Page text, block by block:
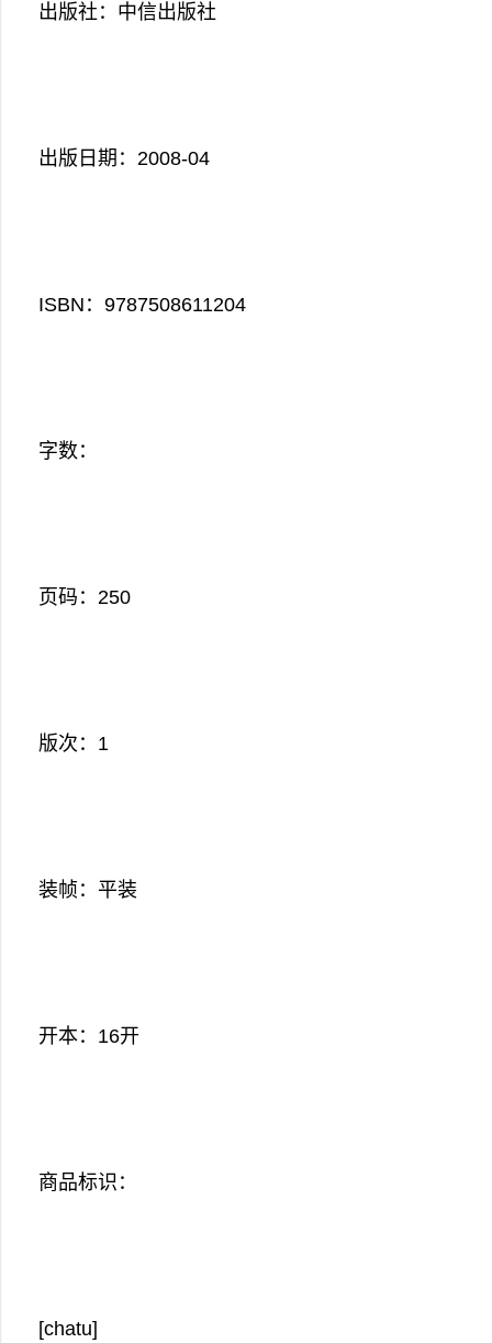
出版社：中信出版社
出版日期：2008-04
ISBN：9787508611204
字数：
页码：250
版次：1
装帧：平装
开本：16开
商品标识：
[chatu]